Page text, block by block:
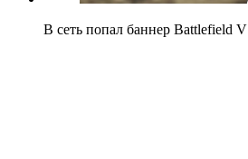
В сеть попал баннер Battlefield V